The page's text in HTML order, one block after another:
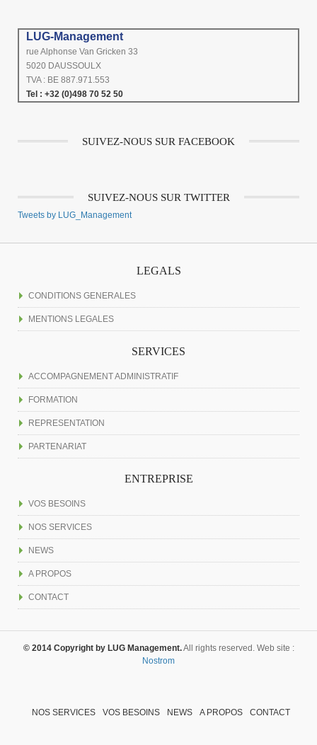
LUG-Management
rue Alphonse Van Gricken 33
5020 DAUSSOULX
TVA : BE 887.971.553
Tel : +32 (0)498 70 52 50
SUIVEZ-NOUS SUR FACEBOOK
SUIVEZ-NOUS SUR TWITTER
Tweets by LUG_Management
LEGALS
CONDITIONS GENERALES
MENTIONS LEGALES
SERVICES
ACCOMPAGNEMENT ADMINISTRATIF
FORMATION
REPRESENTATION
PARTENARIAT
ENTREPRISE
VOS BESOINS
NOS SERVICES
NEWS
A PROPOS
CONTACT
© 2014 Copyright by LUG Management.All rights reserved. Web site :
Nostrom
NOS SERVICES VOS BESOINS NEWS A PROPOS CONTACT